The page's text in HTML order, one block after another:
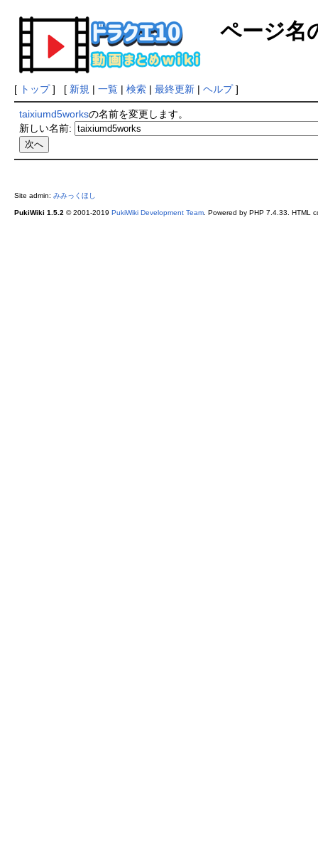
ページ名
[ トップ] [ 新規 | 一覧| 検索| 最終更新| ヘルプ]
taixiumd5worksの名前を変更します。
新しい名前:
Site admin: みみっくほし
PukiWiki 1.5.2 © 2001-2019 PukiWiki Development Team. Powered by PHP 7.4.33. HTML